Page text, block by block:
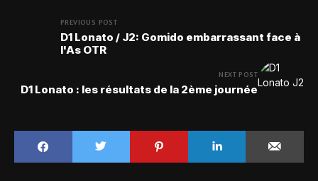
PREVIOUS POST
D1 Lonato / J2: Gomido embarrassant face à
l'As OTR
NEXT POST
D1 Lonato : les résultats de la 2ème journée